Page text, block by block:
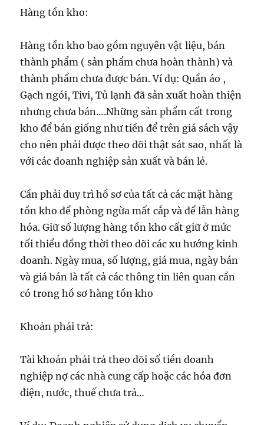
Hàng tồn kho:
Hàng tồn kho bao gồm nguyên vật liệu, bán
thành phẩm ( sản phẩm chưa hoàn thành) và
thành phẩm chưa được bán. Ví dụ: Quần áo ,
Gạch ngói, Tivi, Tủ lạnh đã sản xuất hoàn thiện
nhưng chưa bán….Những sản phẩm cất trong
kho để bán giống như tiền để trên giá sách vậy
cho nên phải được theo dõi thật sát sao, nhất là
với các doanh nghiệp sản xuất và bán lẻ.
Cần phải duy trì hồ sơ của tất cả các mặt hàng
tồn kho để phòng ngừa mất cắp và để lẫn hàng
hóa. Giữ số lượng hàng tồn kho cất giữ ở mức
tối thiểu đồng thời theo dõi các xu hướng kinh
doanh. Ngày mua, số lượng, giá mua, ngày bán
và giá bán là tất cả các thông tin liên quan cần
có trong hồ sơ hàng tồn kho
Khoản phải trả:
Tài khoản phải trả theo dõi số tiền doanh
nghiệp nợ các nhà cung cấp hoặc các hóa đơn
điện, nước, thuế chưa trả…